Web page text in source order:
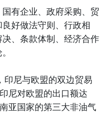
有企业、政府采购、贸
好做法守则、行政相
、条款体制、经济合作
印尼与欧盟的双边贸易
尼对欧盟的出口额达
亚国家的第三大非油气